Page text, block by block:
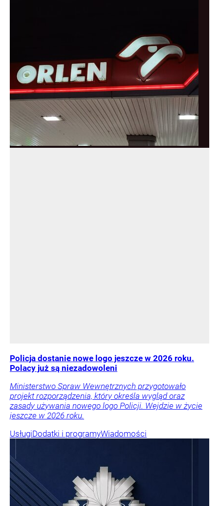
Policja dostanie nowe logo jeszcze w 2026 roku.
Polacy już są niezadowoleni
Ministerstwo Spraw Wewnętrznych przygotowało
projekt rozporządzenia, który określa wygląd oraz
zasady używania nowego logo Policji. Wejdzie w życie
jeszcze w 2026 roku.
UsługiDodatki i programyWiadomości